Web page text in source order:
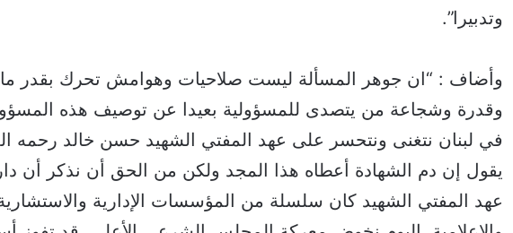
وتدبيرا”.
وأضاف : “ان جوهر المسألة ليست صلاحيات وهوامش تحرك بقدر
وقدرة وشجاعة من يتصدى للمسؤولية بعيدا عن توصيف هذه
في لبنان نتغنى ونتحسر على عهد المفتي الشهيد حسن خالد رحمه
يقول إن دم الشهادة أعطاه هذا المجد ولكن من الحق أن نذكر أن
عهد المفتي الشهيد كان سلسلة من المؤسسات الإدارية